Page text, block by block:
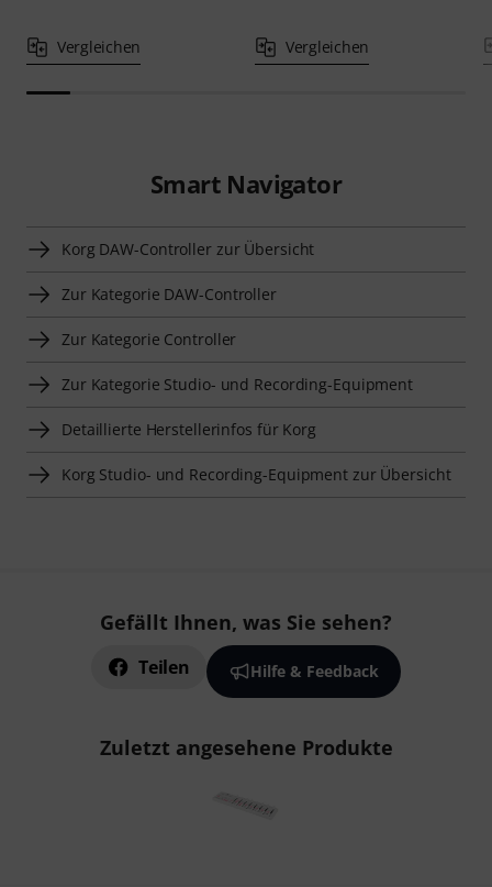
Vergleichen Vergleichen
Smart Navigator
Korg DAW-Controller zur Übersicht
Zur Kategorie DAW-Controller
Zur Kategorie Controller
Zur Kategorie Studio- und Recording-Equipment
Detaillierte Herstellerinfos für Korg
Korg Studio- und Recording-Equipment zur Übersicht
Gefällt Ihnen, was Sie sehen?
Teilen Hilfe & Feedback
Zuletzt angesehene Produkte